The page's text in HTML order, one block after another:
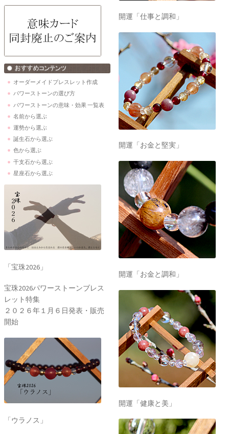
オーダーメイドブレスレット作成
パワーストーンの選び方
パワーストーンの意味・効果 一覧表
名前から選ぶ
運勢から選ぶ
誕生石から選ぶ
色から選ぶ
干支石から選ぶ
星座石から選ぶ
「宝珠2026」
宝珠2026パワーストーンブレス
レット特集
２０２６年１月６日発表・販売
開始
「ウラノス」
開運「仕事と調和」
開運「お金と堅実」
開運「お金と調和」
開運「健康と美」